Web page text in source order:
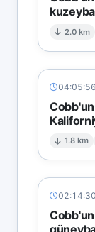
2.0 km
04:05:56
Cobb'un
1.8 km
02:14:30